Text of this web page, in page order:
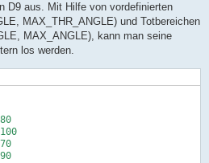
D9 aus. Mit Hilfe von vordefinierten
MAX_THR_ANGLE) und Totbereichen
MAX_ANGLE), kann man seine
los werden.